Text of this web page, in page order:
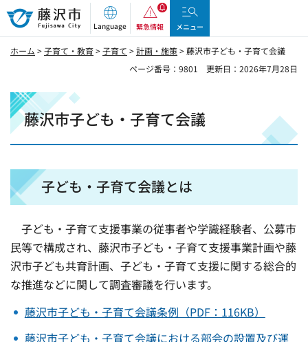
藤沢市
Language 緊急情報 メニュー
ホーム >子育て・教育>子育て >計画・施策> 藤沢市子ども・子育て会議
ページ番号：9801
更新日：2026年7月28日
藤沢市子ども・子育て会議
子ども・子育て会議とは
子ども・子育て支援事業の従事者や学識経験者、公募市
民等で構成され、藤沢市子ども・子育て支援事業計画や藤
沢市子ども共育計画、子ども・子育て支援に関する総合的
な推進などに関して調査審議を行います。
藤沢市子ども・子育て会議条例（PDF：116KB）
藤沢市子ども・子育て会議における部会の設置及び運